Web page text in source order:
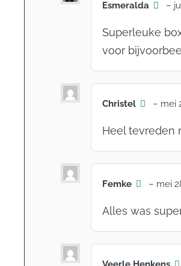
Esmeralda –
Superleuke
voor
Christel – mei
Heel tevreden
Femke – mei
Alles was